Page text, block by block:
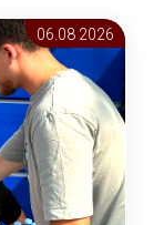
06.08 2026